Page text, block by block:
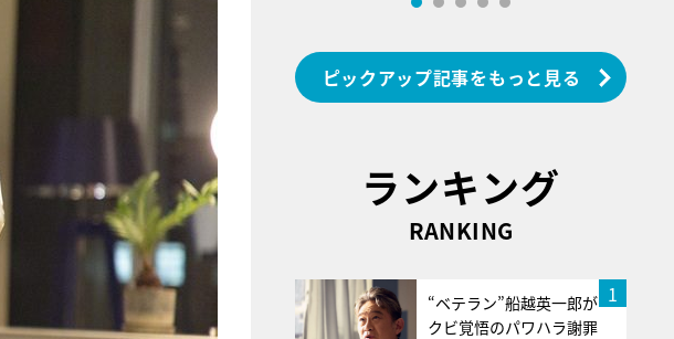
ピックアップ記事をもっと見る
ランキング
RANKING
1
“ベテラン”船越英一郎が
クビ覚悟のパワハラ謝罪